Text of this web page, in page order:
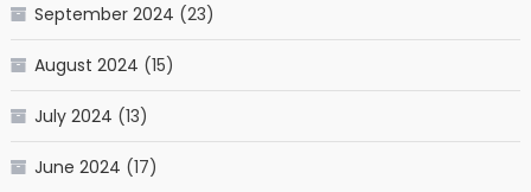
September 2024 (23)
August 2024 (15)
July 2024 (13)
June 2024 (17)